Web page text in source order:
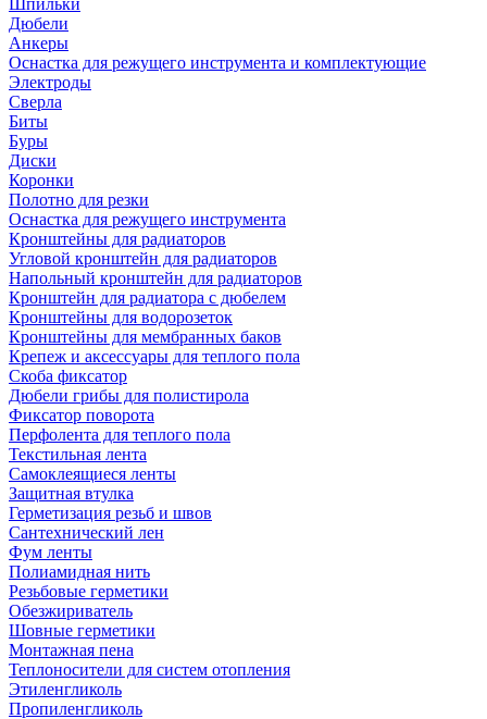
Шпильки
Дюбели
Анкеры
Оснастка для режущего инструмента и комплектующие
Электроды
Сверла
Биты
Буры
Диски
Коронки
Полотно для резки
Оснастка для режущего инструмента
Кронштейны для радиаторов
Угловой кронштейн для радиаторов
Напольный кронштейн для радиаторов
Кронштейн для радиатора с дюбелем
Кронштейны для водорозеток
Кронштейны для мембранных баков
Крепеж и аксессуары для теплого пола
Скоба фиксатор
Дюбели грибы для полистирола
Фиксатор поворота
Перфолента для теплого пола
Текстильная лента
Самоклеящиеся ленты
Защитная втулка
Герметизация резьб и швов
Сантехнический лен
Фум ленты
Полиамидная нить
Резьбовые герметики
Обезжириватель
Шовные герметики
Монтажная пена
Теплоносители для систем отопления
Этиленгликоль
Пропиленгликоль